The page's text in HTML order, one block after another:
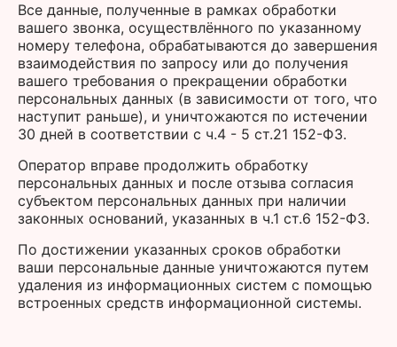
Все данные, полученные в рамках обработки
вашего звонка, осуществлённого по указанному
номеру телефона, обрабатываются до завершения
взаимодействия по запросу или до получения
вашего требования о прекращении обработки
персональных данных (в зависимости от того, что
наступит раньше), и уничтожаются по истечении
30 дней в соответствии с ч.4 - 5 ст.21 152-ФЗ.
Оператор вправе продолжить обработку
персональных данных и после отзыва согласия
субъектом персональных данных при наличии
законных оснований, указанных в ч.1 ст.6 152-ФЗ.
По достижении указанных сроков обработки
ваши персональные данные уничтожаются путем
удаления из информационных систем с помощью
встроенных средств информационной системы.